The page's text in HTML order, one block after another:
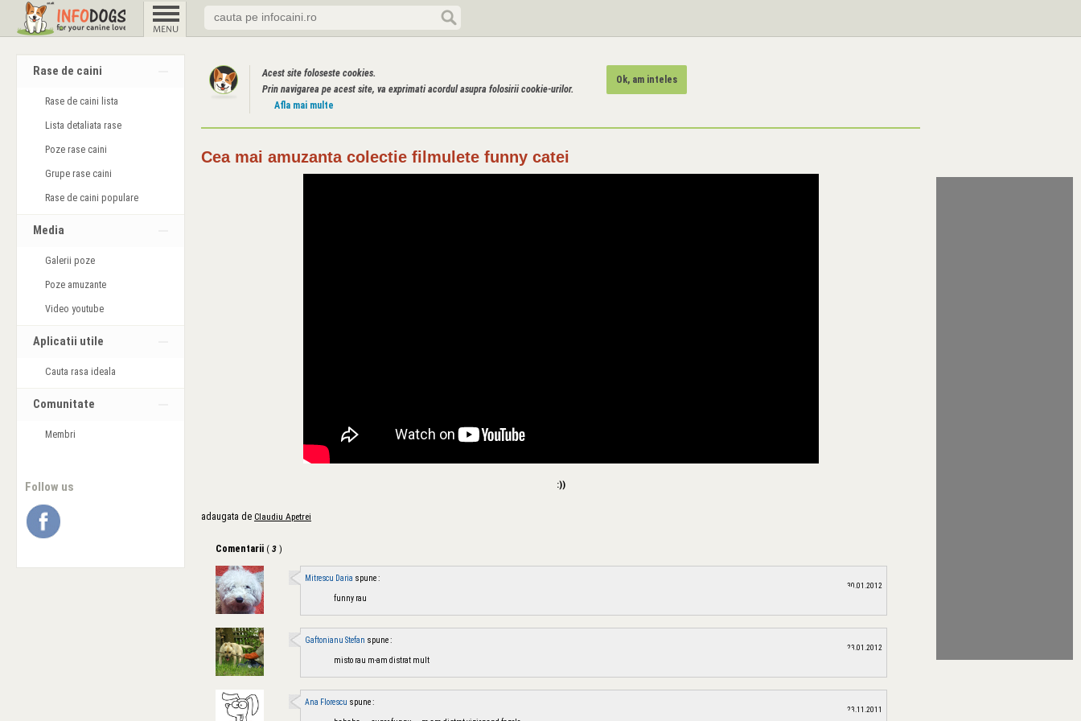
Rase de caini
Rase de caini lista
Lista detaliata rase
Poze rase caini
Grupe rase caini
Rase de caini populare
Media
Galerii poze
Poze amuzante
Video youtube
Aplicatii utile
Cauta rasa ideala
Comunitate
Membri
Follow us
Acest site foloseste cookies.
Prin navigarea pe acest site, va exprimati acordul asupra folosirii cookie-urilor.
Afla mai multe
Ok, am inteles
Cea mai amuzanta colectie filmulete funny catei
:))
adaugata de Claudiu Apetrei
Comentarii( 3)
Mitrescu Daria spune :
30.01.2012
funny rau
Gaftonianu Stefan spune :
23.01.2012
misto rau m-am distrat mult
Ana Florescu spune :
23.11.2011